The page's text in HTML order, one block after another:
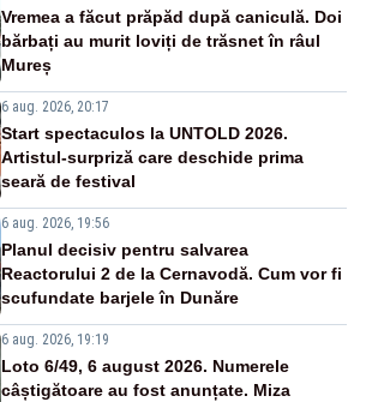
Vremea a făcut prăpăd după caniculă. Doi
bărbați au murit loviți de trăsnet în râul
Mureș
6 aug. 2026, 20:17
Start spectaculos la UNTOLD 2026.
Artistul-surpriză care deschide prima
seară de festival
6 aug. 2026, 19:56
Planul decisiv pentru salvarea
Reactorului 2 de la Cernavodă. Cum vor fi
scufundate barjele în Dunăre
6 aug. 2026, 19:19
Loto 6/49, 6 august 2026. Numerele
câștigătoare au fost anunțate. Miza